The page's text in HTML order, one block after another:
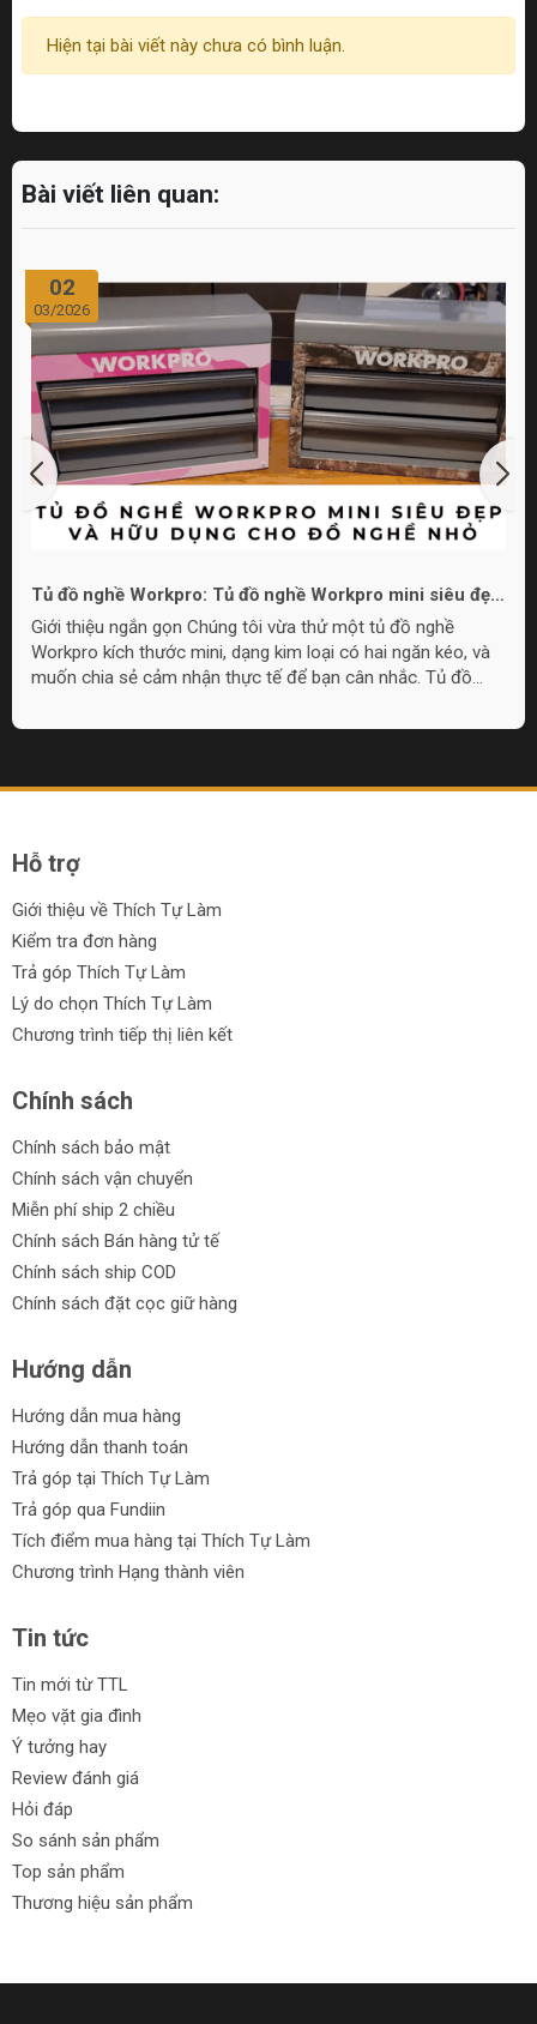
Hiện tại bài viết này chưa có bình luận.
Bài viết liên quan:
02
03/2026
Tủ đồ nghề Workpro: Tủ đồ nghề Workpro mini siêu đẹp
và hữu dụng cho đồ nghề nhỏ
Giới thiệu ngắn gọn Chúng tôi vừa thử một tủ đồ nghề
Workpro kích thước mini, dạng kim loại có hai ngăn kéo, và
muốn chia sẻ cảm nhận thực tế để bạn cân nhắc. Tủ đồ
nghề nhỏ gọn, làm quà tặng, hoặc đặt trong góc làm việc khi
Hỗ trợ
Giới thiệu về Thích Tự Làm
Kiểm tra đơn hàng
Trả góp Thích Tự Làm
Lý do chọn Thích Tự Làm
Chương trình tiếp thị liên kết
Chính sách
Chính sách bảo mật
Chính sách vận chuyển
Miễn phí ship 2 chiều
Chính sách Bán hàng tử tế
Chính sách ship COD
Chính sách đặt cọc giữ hàng
Hướng dẫn
Hướng dẫn mua hàng
Hướng dẫn thanh toán
Trả góp tại Thích Tự Làm
Trả góp qua Fundiin
Tích điểm mua hàng tại Thích Tự Làm
Chương trình Hạng thành viên
Tin tức
Tin mới từ TTL
Mẹo vặt gia đình
Ý tưởng hay
Review đánh giá
Hỏi đáp
So sánh sản phẩm
Top sản phẩm
Thương hiệu sản phẩm